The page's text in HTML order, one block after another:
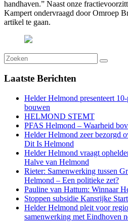
handhaven.” Naast onze
Kampert ondervraagd door Omroep
artikel te gaan.
Laatste Berichten
Helder Helmond presenteert
bouwen
HELMOND STEMT
PFAS Helmond – Waarheid
Helder Helmond zeer bezorgd
Dit Is Helmond
Helder Helmond vraagt
Halve van Helmond
Rieter: Samenwerking tussen
Helmond – Een politieke zet?
Pauline van Hattum: Winnaar
Stoppen subsidie Kansrijke
Helder Helmond pleit voor
samenwerking met Eindhoven